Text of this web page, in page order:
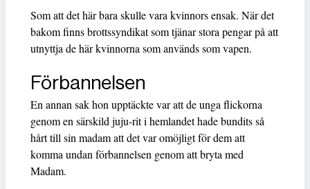
Som att det här bara skulle vara kvinnors ensak. När det
bakom finns brottssyndikat som tjänar stora pengar på att
utnyttja de här kvinnorna som används som vapen.
Förbannelsen
En annan sak hon upptäckte var att de unga flickorna
genom en särskild juju-rit i hemlandet hade bundits så
hårt till sin madam att det var omöjligt för dem att
komma undan förbannelsen genom att bryta med
Madam.